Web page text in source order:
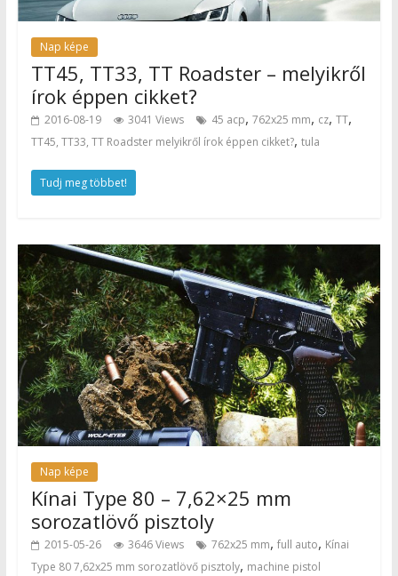
Nap képe
TT45, TT33, TT Roadster – melyikről
írok éppen cikket?
2016-08-19 3041 Views 45 acp, 762x25 mm, cz, TT,
TT45, TT33, TT Roadster melyikről írok éppen cikket?, tula
Tudj meg többet!
Nap képe
Kínai Type 80 – 7,62×25 mm
sorozatlövő pisztoly
2015-05-26 3646 Views 762x25 mm, full auto, Kínai
Type 80 7,62x25 mm sorozatlövő pisztoly, machine pistol